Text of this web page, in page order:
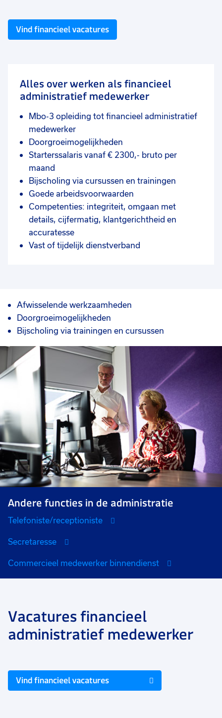
Vind financieel vacatures
Alles over werken als financieel
administratief medewerker
Mbo-3 opleiding tot financieel administratief
medewerker
Doorgroeimogelijkheden
Starterssalaris vanaf € 2300,- bruto per
maand
Bijscholing via cursussen en trainingen
Goede arbeidsvoorwaarden
Competenties: integriteit, omgaan met
details, cijfermatig, klantgerichtheid en
accuratesse
Vast of tijdelijk dienstverband
Afwisselende werkzaamheden
Doorgroeimogelijkheden
Bijscholing via trainingen en cursussen
Andere functies in de administratie
Telefoniste/receptioniste
Secretaresse
Commercieel medewerker binnendienst
Vacatures financieel
administratief medewerker
Vind financieel vacatures